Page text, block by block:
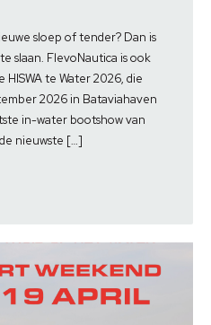
sloep of tender? Dan is
slaan. FlevoNautica is ook
te Water 2026, die
2026 in Bataviahaven
in-water bootshow van
nieuwste […]